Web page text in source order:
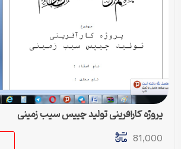
پروژه کارآفرینی تولید چیپس سیب زمینی
81,000